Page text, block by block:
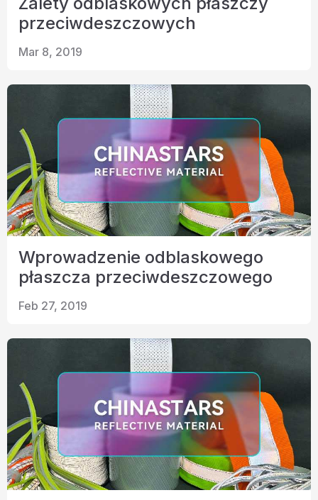
przeciwdeszczowych
Mar 8, 2019
Wprowadzenie odblaskowego
płaszcza przeciwdeszczowego
Feb 27, 2019